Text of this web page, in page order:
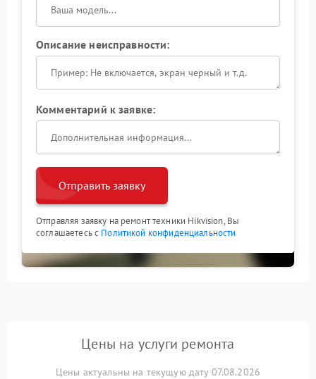
Описание неисправности:
Комментарий к заявке:
Отправить заявку
Отправляя заявку на ремонт техники Hikvision, Вы
соглашаетесь с Политикой конфиденциальности
Цены на услуги ремонта
Цены актуальны на текущую дату 07.08.2026